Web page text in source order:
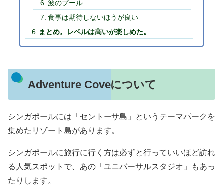
波のプール
食事は期待しないほうが良い
まとめ。レベルは高いが楽しめた。
Adventure Coveについて
シンガポールには「セントーサ島」というテーマパークを
集めたリゾート島があります。
シンガポールに旅行に行く方は必ずと行っていいほど訪れ
る人気スポットで、あの「ユニバーサルスタジオ」もあっ
たりします。